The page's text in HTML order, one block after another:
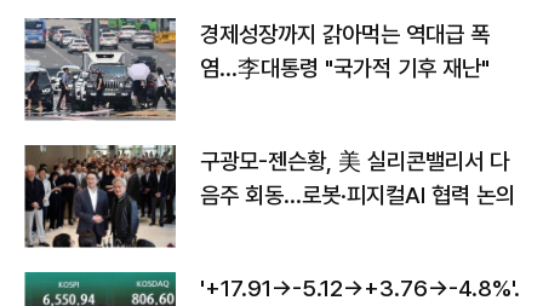
경제성장까지 갉아먹는 역대급 폭
염…李대통령 "국가적 기후 재난"
구광모-젠슨황, 美 실리콘밸리서 다
음주 회동…로봇·피지컬AI 협력 논의
'+17.91→-5.12→+3.76→-4.8%'…'